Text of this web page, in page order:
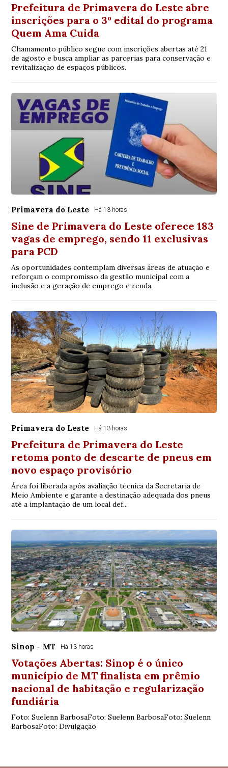
Prefeitura de Primavera do Leste abre
inscrições para o 3º edital do programa
Quem Ama Cuida
Chamamento público segue com inscrições abertas até 21
de agosto e busca ampliar as parcerias para conservação e
revitalização de espaços públicos.
Primavera do Leste Há 13 horas
Sine de Primavera do Leste oferece 183
vagas de emprego, sendo 11 exclusivas
para PCD
As oportunidades contemplam diversas áreas de atuação e
reforçam o compromisso da gestão municipal com a
inclusão e a geração de emprego e renda.
Primavera do Leste Há 13 horas
Prefeitura de Primavera do Leste
retoma ponto de descarte de pneus em
novo espaço provisório
Área foi liberada após avaliação técnica da Secretaria de
Meio Ambiente e garante a destinação adequada dos pneus
até a implantação de um local def...
Sinop - MT Há 13 horas
Votações Abertas: Sinop é o único
município de MT finalista em prêmio
nacional de habitação e regularização
fundiária
Foto: Suelenn BarbosaFoto: Suelenn BarbosaFoto: Suelenn
BarbosaFoto: Divulgação